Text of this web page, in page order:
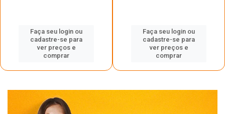
Faça seu login ou
cadastre-se para
ver preços e
comprar
Faça seu login ou
cadastre-se para
ver preços e
comprar